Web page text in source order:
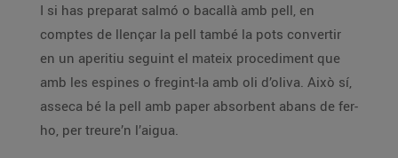
I si has preparat salmó o bacallà amb pell, en
comptes de llençar la pell també la pots convertir
en un aperitiu seguint el mateix procediment que
amb les espines o fregint-la amb oli d’oliva. Això sí,
asseca bé la pell amb paper absorbent abans de fer-
ho, per treure’n l’aigua.